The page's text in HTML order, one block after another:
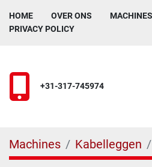
HOME OVER ONS MACHINES
PRIVACY POLICY
+31-317-745974
Machines Kabelleggen